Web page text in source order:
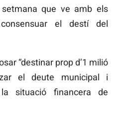
que ve amb els
el destí del
“destinar prop d’1 milió
el deute municipal i
situació financera de